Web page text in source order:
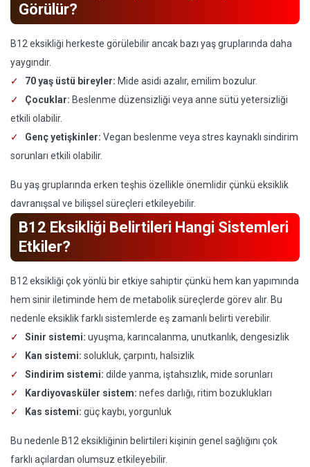
Görülür?
B12 eksikliği herkeste görülebilir ancak bazı yaş gruplarında daha
yaygındır.
70 yaş üstü bireyler: Mide asidi azalır, emilim bozulur.
Çocuklar: Beslenme düzensizliği veya anne sütü yetersizliği
etkili olabilir.
Genç yetişkinler: Vegan beslenme veya stres kaynaklı sindirim
sorunları etkili olabilir.
Bu yaş gruplarında erken teşhis özellikle önemlidir çünkü eksiklik
davranışsal ve bilişsel süreçleri etkileyebilir.
B12 Eksikliği Belirtileri Hangi Sistemleri
Etkiler?
B12 eksikliği çok yönlü bir etkiye sahiptir çünkü hem kan yapımında
hem sinir iletiminde hem de metabolik süreçlerde görev alır. Bu
nedenle eksiklik farklı sistemlerde eş zamanlı belirti verebilir.
Sinir sistemi: uyuşma, karıncalanma, unutkanlık, dengesizlik
Kan sistemi: solukluk, çarpıntı, halsizlik
Sindirim sistemi: dilde yanma, iştahsızlık, mide sorunları
Kardiyovasküler sistem: nefes darlığı, ritim bozuklukları
Kas sistemi: güç kaybı, yorgunluk
Bu nedenle B12 eksikliğinin belirtileri kişinin genel sağlığını çok
farklı açılardan olumsuz etkileyebilir.